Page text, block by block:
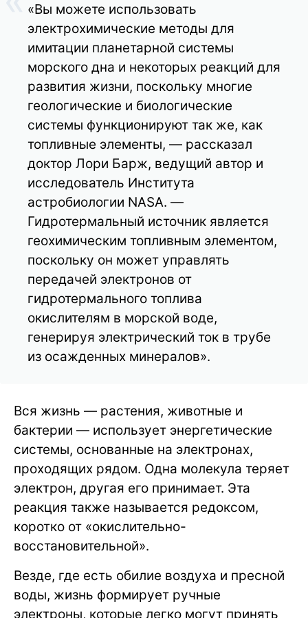
«Вы можете использовать
электрохимические методы для
имитации планетарной системы
морского дна и некоторых реакций для
развития жизни, поскольку многие
геологические и биологические
системы функционируют так же, как
топливные элементы, — рассказал
доктор Лори Барж, ведущий автор и
исследователь Института
астробиологии NASA. —
Гидротермальный источник является
геохимическим топливным элементом,
поскольку он может управлять
передачей электронов от
гидротермального топлива
окислителям в морской воде,
генерируя электрический ток в трубе
из осажденных минералов».
Вся жизнь — растения, животные и
бактерии — использует энергетические
системы, основанные на электронах,
проходящих рядом. Одна молекула теряет
электрон, другая его принимает. Эта
реакция также называется редоксом,
коротко от «окислительно-
восстановительной».
Везде, где есть обилие воздуха и пресной
воды, жизнь формирует ручные
электроны, которые легко могут принять